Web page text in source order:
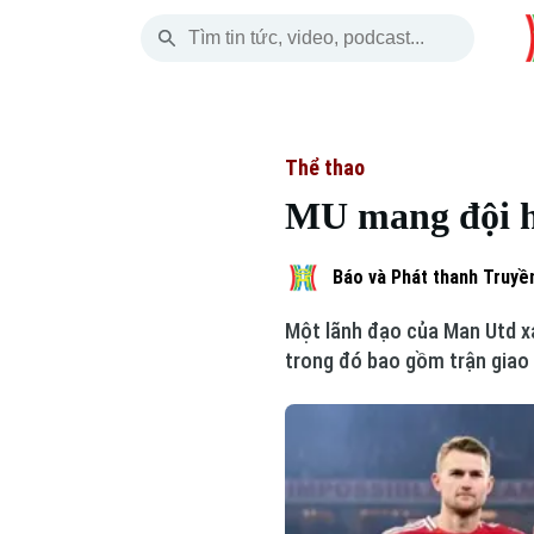
Hà Nội
Chính trị
Xã hội
An ninh trật tự
Người Hà Nội
Khoảnh khắc Hà
Ẩm thực
Quân sự
Hồ sơ
Người
Thể thao
MU mang đội
Báo và Phát thanh
Một lãnh đạo của Man Utd
trong đó bao gồm trận giao